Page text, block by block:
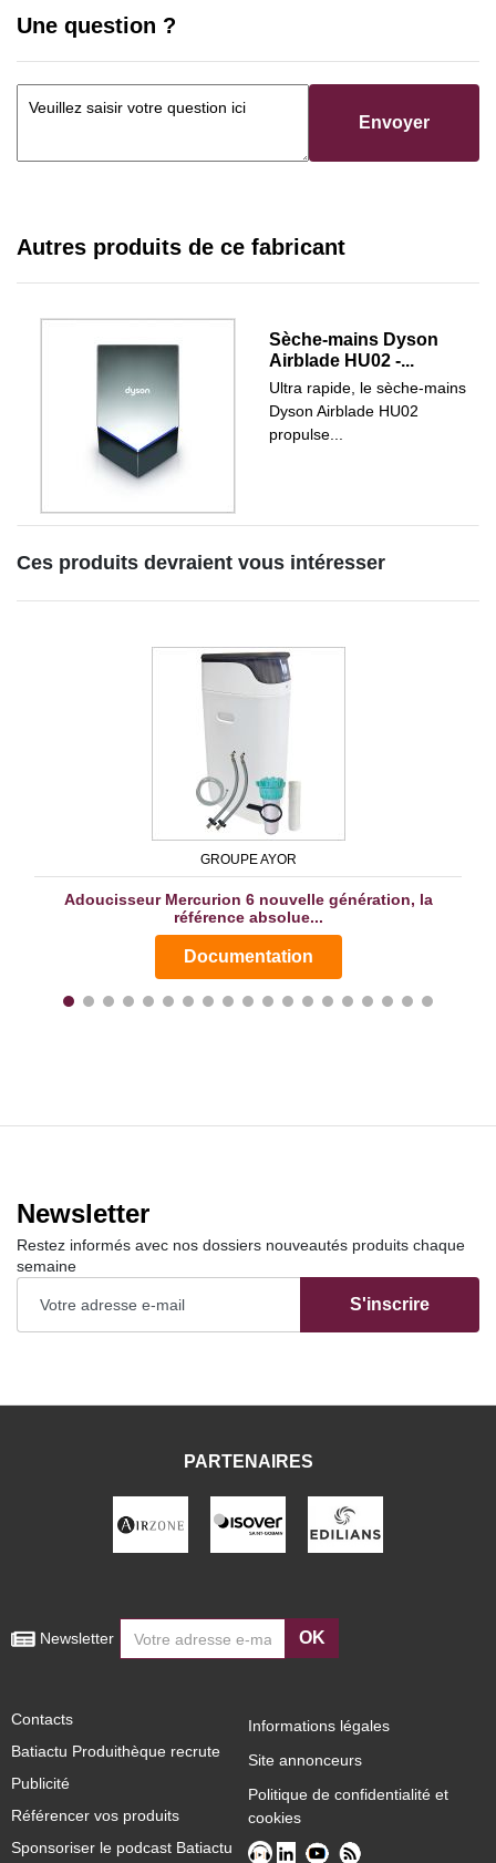
Une question ?
Envoyer
Autres produits de ce fabricant
Sèche-mains Dyson
Airblade HU02 -...
Ultra rapide, le sèche-mains
Dyson Airblade HU02
propulse...
Ces produits devraient vous intéresser
GROUPE AYOR
Adoucisseur Mercurion 6 nouvelle génération, la
référence absolue...
Documentation
Newsletter
Restez informés avec nos dossiers nouveautés produits chaque
semaine
S'inscrire
PARTENAIRES
Newsletter OK
Contacts
Batiactu Produithèque recrute
Publicité
Référencer vos produits
Sponsoriser le podcast Batiactu
Informations légales
Site annonceurs
Politique de confidentialité et
cookies